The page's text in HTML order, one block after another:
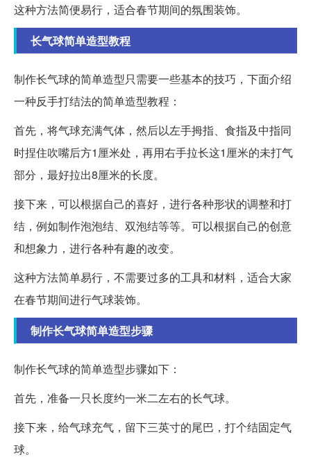
这种方法简便易行，适合春节期间的氛围装饰。
长气球简单造型教程
制作长气球的简单造型只需要一些基本的技巧，下面介绍
一种反手打结法的简单造型教程：
首先，将气球充满气体，然后以左手拇指、食指及中指同
时捏住吹嘴后方1厘米处，再用右手拉长这1厘米的未打气
部分，最好拉出8厘米的长度。
接下来，可以根据自己的喜好，进行各种形状的调整和打
结，例如制作泡泡结、双泡结等等。可以根据自己的创意
和想象力，进行各种有趣的改变。
这种方法简单易行，不需要过多的工具和材料，适合大家
在春节期间进行气球装饰。
制作长气球简单造型步骤
制作长气球的简单造型步骤如下：
首先，准备一只长度约一米二左右的长气球。
接下来，给气球充气，留下三英寸的尾巴，打个结固定气
球。